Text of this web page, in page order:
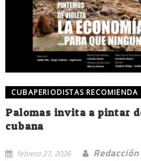
CUBAPERIODISTAS RECOMIENDA
Palomas invita a pintar
cubana
febrero 27, 2026
Redacción